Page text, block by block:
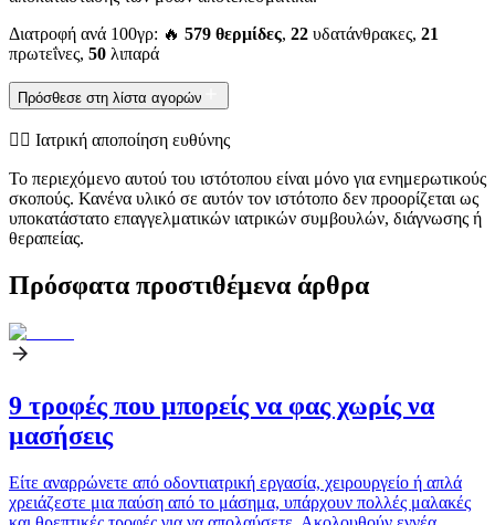
Διατροφή ανά 100γρ: 🔥 579 θερμίδες, 22 υδατάνθρακες, 21
πρωτεΐνες, 50 λιπαρά
Πρόσθεσε στη λίστα αγορών
👨‍⚕️️ Ιατρική αποποίηση ευθύνης
Το περιεχόμενο αυτού του ιστότοπου είναι μόνο για ενημερωτικούς
σκοπούς. Κανένα υλικό σε αυτόν τον ιστότοπο δεν προορίζεται ως
υποκατάστατο επαγγελματικών ιατρικών συμβουλών, διάγνωσης ή
θεραπείας.
Πρόσφατα προστιθέμενα άρθρα
9 τροφές που μπορείς να φας χωρίς να
μασήσεις
Είτε αναρρώνετε από οδοντιατρική εργασία, χειρουργείο ή απλά
χρειάζεστε μια παύση από το μάσημα, υπάρχουν πολλές μαλακές